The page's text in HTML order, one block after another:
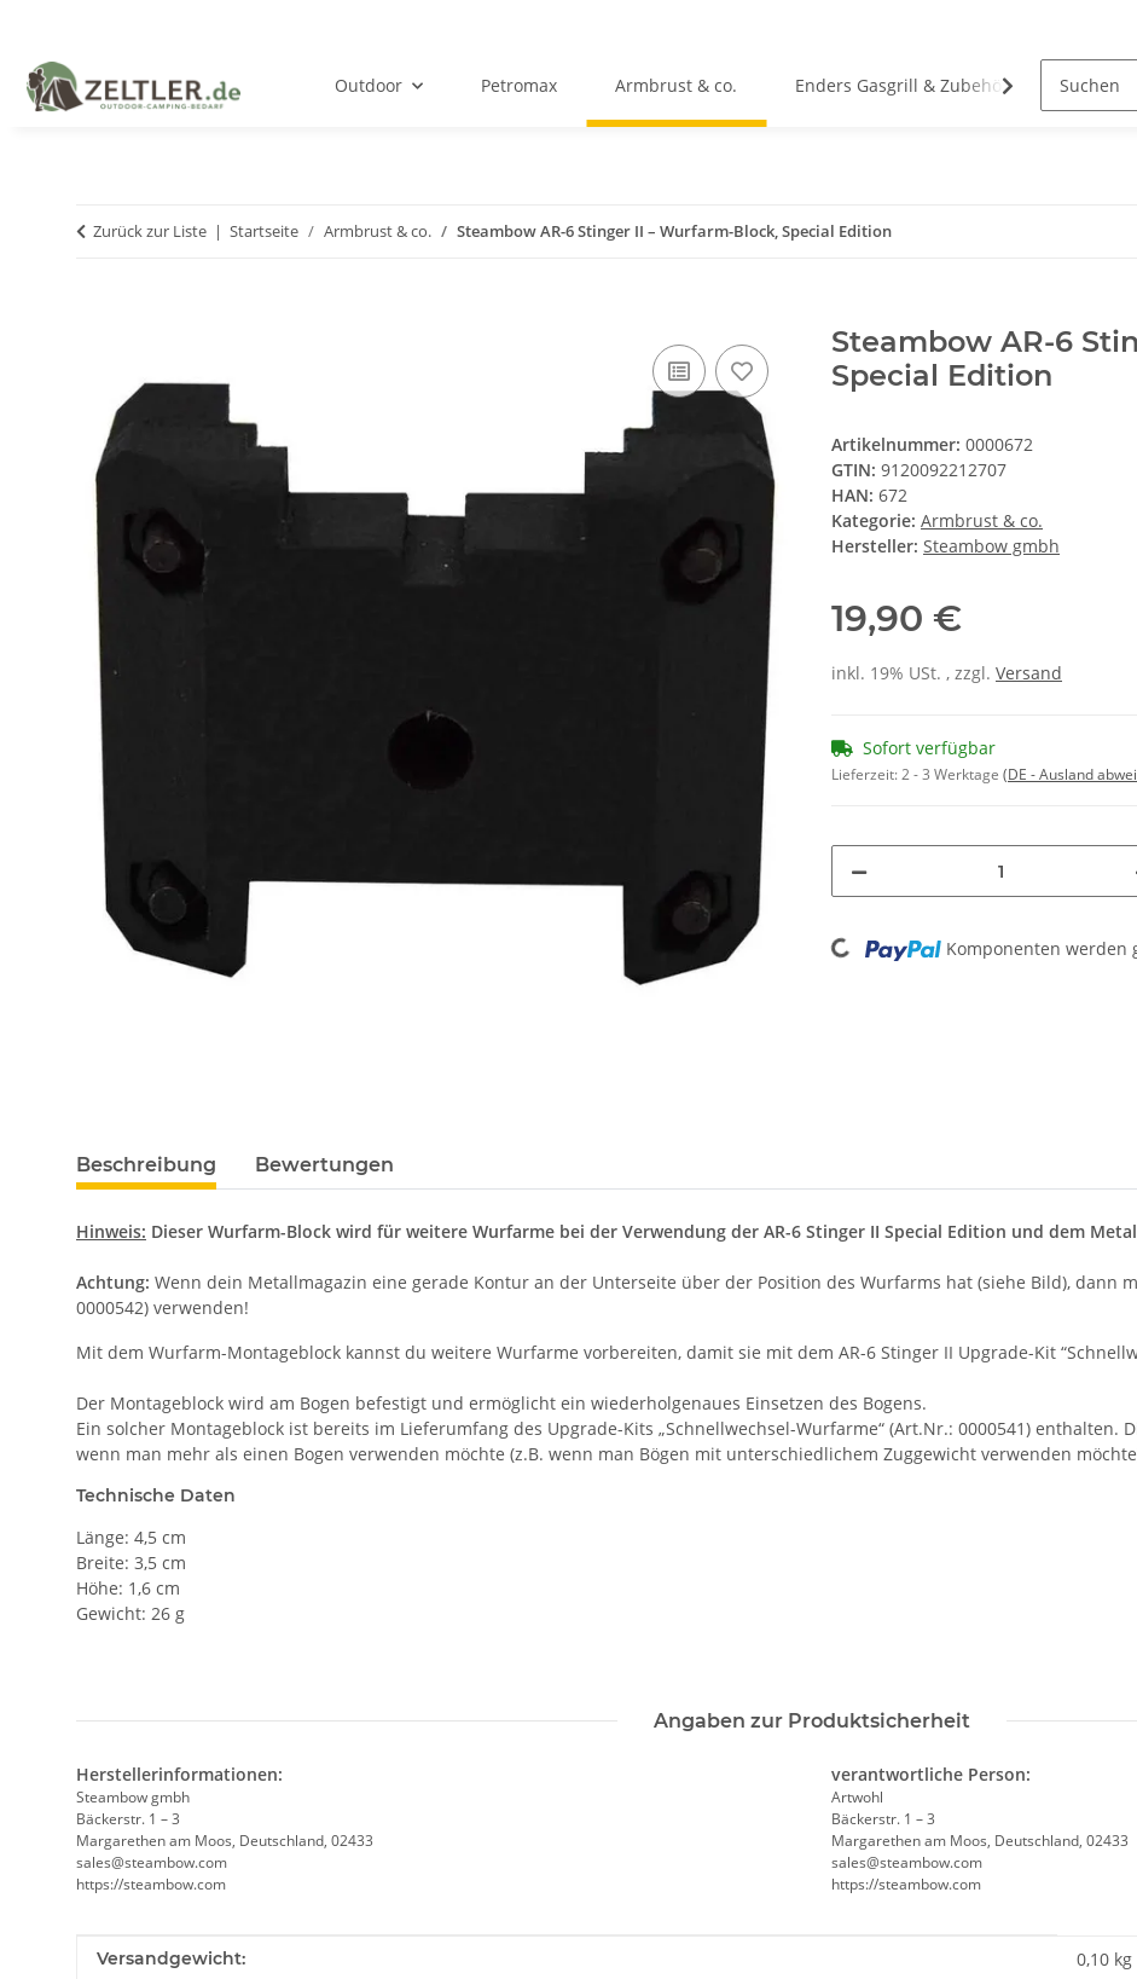
Outdoor Petromax Armbrust & co. Enders Gasgrill & Zubehör Camping
Zurück zur Liste Startseite Armbrust & co. Steambow AR-6 Stinger II – Wurfarm-Block, Special Edition
Steambow AR-6
Special Edition
Artikelnummer: 0000672
GTIN: 9120092212707
HAN: 672
Kategorie: Armbrust & co.
Hersteller: Steambow gmbh
19,90 €
inkl. 19% USt. , zzgl. Versand
Sofort verfügbar
Lieferzeit:2 - 3 Werktage (DE - Ausland
Loading... Komponenten werden
Beschreibung Bewertungen
Hinweis: Dieser Wurfarm-Block wird für weitere Wurfarme bei der Verwendung der AR-6 Stinger II Special Edition und dem
Achtung: Wenn dein Metallmagazin eine gerade Kontur an der Unterseite über der Position des Wurfarms hat (siehe Bild), dann
0000542) verwenden!
Mit dem Wurfarm-Montageblock kannst du weitere Wurfarme vorbereiten, damit sie mit dem AR-6 Stinger II Upgrade-Kit
Der Montageblock wird am Bogen befestigt und ermöglicht ein wiederholgenaues Einsetzen des Bogens.
Ein solcher Montageblock ist bereits im Lieferumfang des Upgrade-Kits „Schnellwechsel-Wurfarme“ (Art.Nr.: 0000541) enthalten.
wenn man mehr als einen Bogen verwenden möchte (z.B. wenn man Bögen mit unterschiedlichem Zuggewicht verwenden
Technische Daten
Länge: 4,5 cm
Breite: 3,5 cm
Höhe: 1,6 cm
Gewicht: 26 g
Angaben zur Produktsicherheit
Herstellerinformationen:
Steambow gmbh
Bäckerstr. 1 – 3
Margarethen am Moos, Deutschland, 02433
sales@steambow.com
https://steambow.com
verantwortliche Person:
Artwohl
Bäckerstr. 1 – 3
Margarethen am Moos, Deutschland, 02433
sales@steambow.com
https://steambow.com
Produkteigenschaft
Wert
Versandgewicht: 0,10 kg